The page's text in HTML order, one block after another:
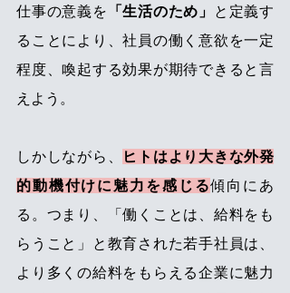
仕事の意義を 「生活のため」
と定義す
ることにより、社員の働く意欲を一定
程度、喚起する効果が期待できると言
えよう。
しかしながら、
ヒトはより大きな外発
的動機付けに魅力を感じる傾向にあ
る。つまり、「働くことは、給料をも
らうこと」と教育された若手社員は、
より多くの給料をもらえる企業に魅力